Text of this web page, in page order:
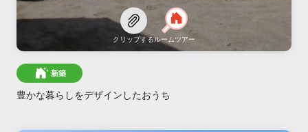
クリップするルームツアー
新築
豊かな暮らしをデザインしたおうち